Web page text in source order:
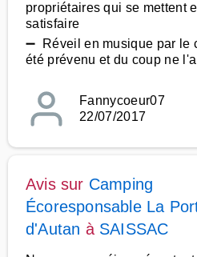
propriétaires qui se mettent
satisfaire
➖ Réveil en musique par le
été prévenu et du coup ne
Fannycoeur07
22/07/2017
Avis sur Camping
Écoresponsable La
d'Autan à SAISSAC